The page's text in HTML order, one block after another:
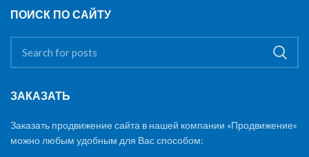
ПОИСК ПО САЙТУ
ЗАКАЗАТЬ
Заказать продвижение сайта в нашей компании «Продвижение»
можно любым удобным для Вас способом: